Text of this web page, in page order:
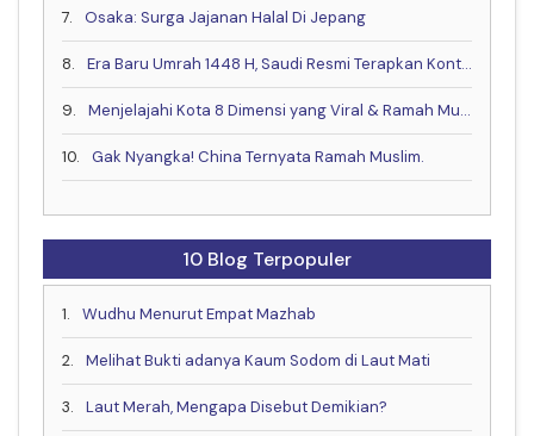
7. Osaka: Surga Jajanan Halal Di Jepang
8. Era Baru Umrah 1448 H, Saudi Resmi Terapkan Kontrak Digital & Buka Visa Akhir Mei
9. Menjelajahi Kota 8 Dimensi yang Viral & Ramah Muslim bareng Muslim Travel Indonesia
10. Gak Nyangka! China Ternyata Ramah Muslim.
10 Blog Terpopuler
1. Wudhu Menurut Empat Mazhab
2. Melihat Bukti adanya Kaum Sodom di Laut Mati
3. Laut Merah, Mengapa Disebut Demikian?